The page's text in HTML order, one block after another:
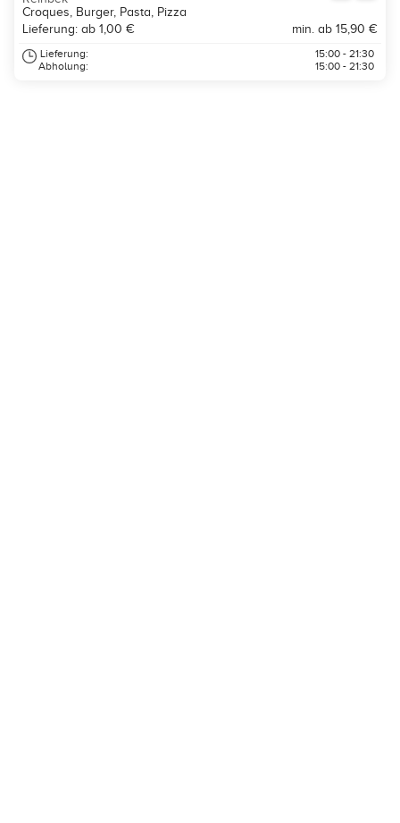
Croques, Burger, Pasta, Pizza
Lieferung: ab 1,00 €
min. ab 15,90 €
Lieferung:
Abholung:
15:00 - 21:30
15:00 - 21:30